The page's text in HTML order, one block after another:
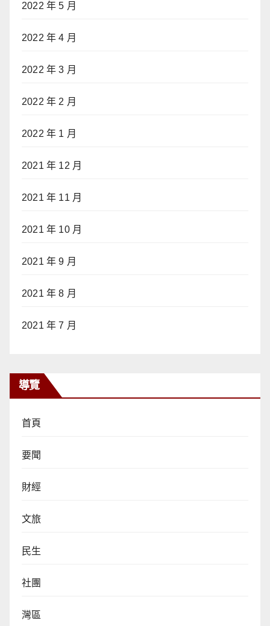
2022 年 5 月
2022 年 4 月
2022 年 3 月
2022 年 2 月
2022 年 1 月
2021 年 12 月
2021 年 11 月
2021 年 10 月
2021 年 9 月
2021 年 8 月
2021 年 7 月
導覽
首頁
要聞
財經
文旅
民生
社團
灣區